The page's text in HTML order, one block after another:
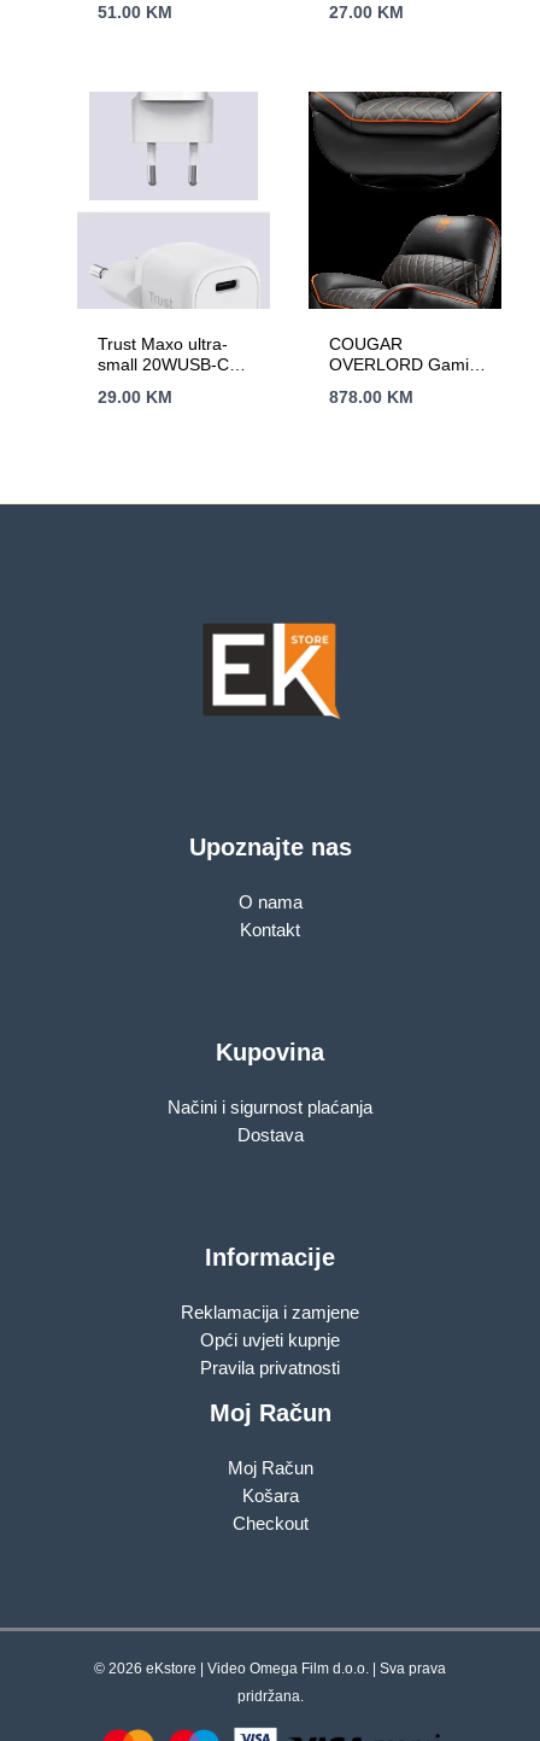
NintendoSwitch, bijeli
51.00 KM
itablete
27.00 KM
Trust Maxo ultra-
small 20WUSB-C
itablete, bijeli
29.00 KM
COUGAR
OVERLORD Gaming
878.00 KM
Upoznajte nas
O nama
Kontakt
Kupovina
Načini i sigurnost plaćanja
Dostava
Informacije
Reklamacija i zamjene
Opći uvjeti kupnje
Pravila privatnosti
Moj Račun
Moj Račun
Košara
Checkout
© 2026 eKstore | Video Omega Film d.o.o. | Sva prava
pridržana.